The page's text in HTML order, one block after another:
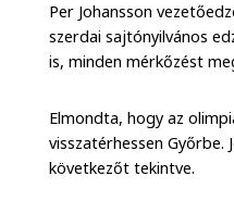
Per Johansson
szerdai sajtónyilvános
is, minden mérkőzést
Elmondta, hogy az
visszatérhessen
következőt tekintve.